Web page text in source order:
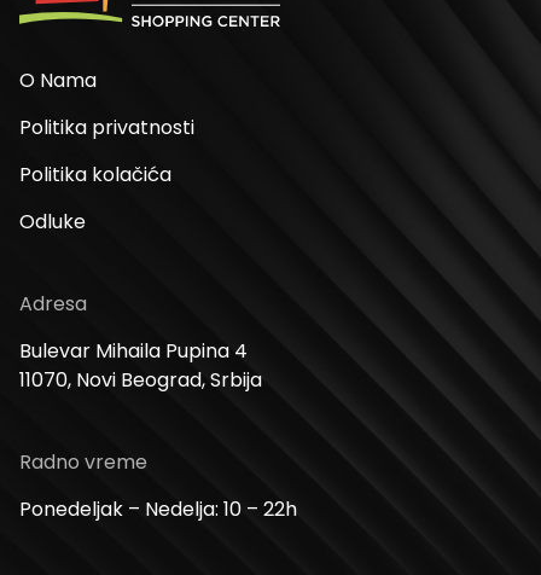
O Nama
Politika privatnosti
Politika kolačića
Odluke
Adresa
Bulevar Mihaila Pupina 4
11070, Novi Beograd, Srbija
Radno vreme
Ponedeljak – Nedelja: 10 – 22h